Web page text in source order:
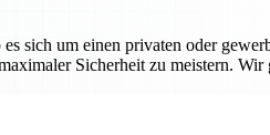
sich um einen privaten oder
Sicherheit zu meistern. Wir